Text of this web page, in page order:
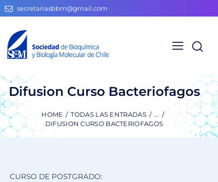
secretariasbbm@gmail.com
Difusion Curso Bacteriofagos
HOME TODAS LAS ENTRADAS
...
DIFUSION CURSO BACTERIOFAGOS
CURSO DE POSTGRADO: